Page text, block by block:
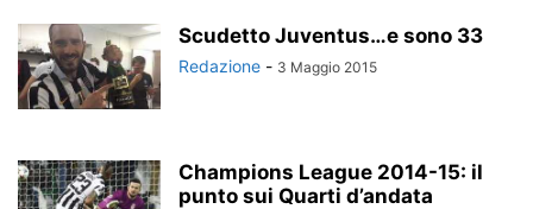
Scudetto Juventus…e sono 33
Redazione - 3 Maggio 2015
Champions League 2014-15: il
punto sui Quarti d’andata